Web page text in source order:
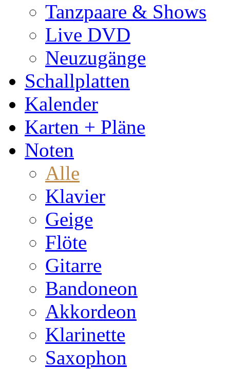
Tanzpaare & Shows
Live DVD
Neuzugänge
Schallplatten
Kalender
Karten + Pläne
Noten
Alle
Klavier
Geige
Flöte
Gitarre
Bandoneon
Akkordeon
Klarinette
Saxophon